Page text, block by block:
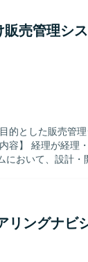
ーやリーダーと連
ンを取りながら柔
ジョンアップ対応
のサポートをしな
たシステムも存
売管理シ
的とした販売管
において、設計・
ステークホルダー
メンバーと知見共
設計から開発まで
迎いたします。開
リングナビ